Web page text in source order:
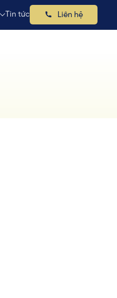
Tin tức Liên hệ